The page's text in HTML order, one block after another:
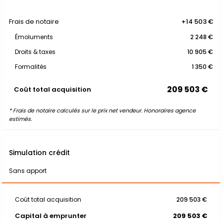
Frais de notaire +14 503 €
Émoluments
2 248 €
Droits & taxes
10 905 €
Formalités
1 350 €
Coût total acquisition 209 503 €
* Frais de notaire calculés sur le prix net vendeur. Honoraires agence
estimés.
Simulation crédit
Sans apport
Coût total acquisition 209 503 €
Capital à emprunter 209 503 €